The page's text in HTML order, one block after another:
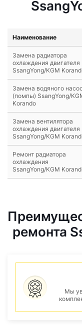
Наименование
Замена радиатора
охлаждения двигателя
SsangYong/KGM
Замена водяного
(помпы) SsangYong/
Korando
Замена вентилятора
охлаждения двигателя
SsangYong/KGM
Ремонт радиатора
охлаждения
SsangYong/KGM
ремонта
Мы